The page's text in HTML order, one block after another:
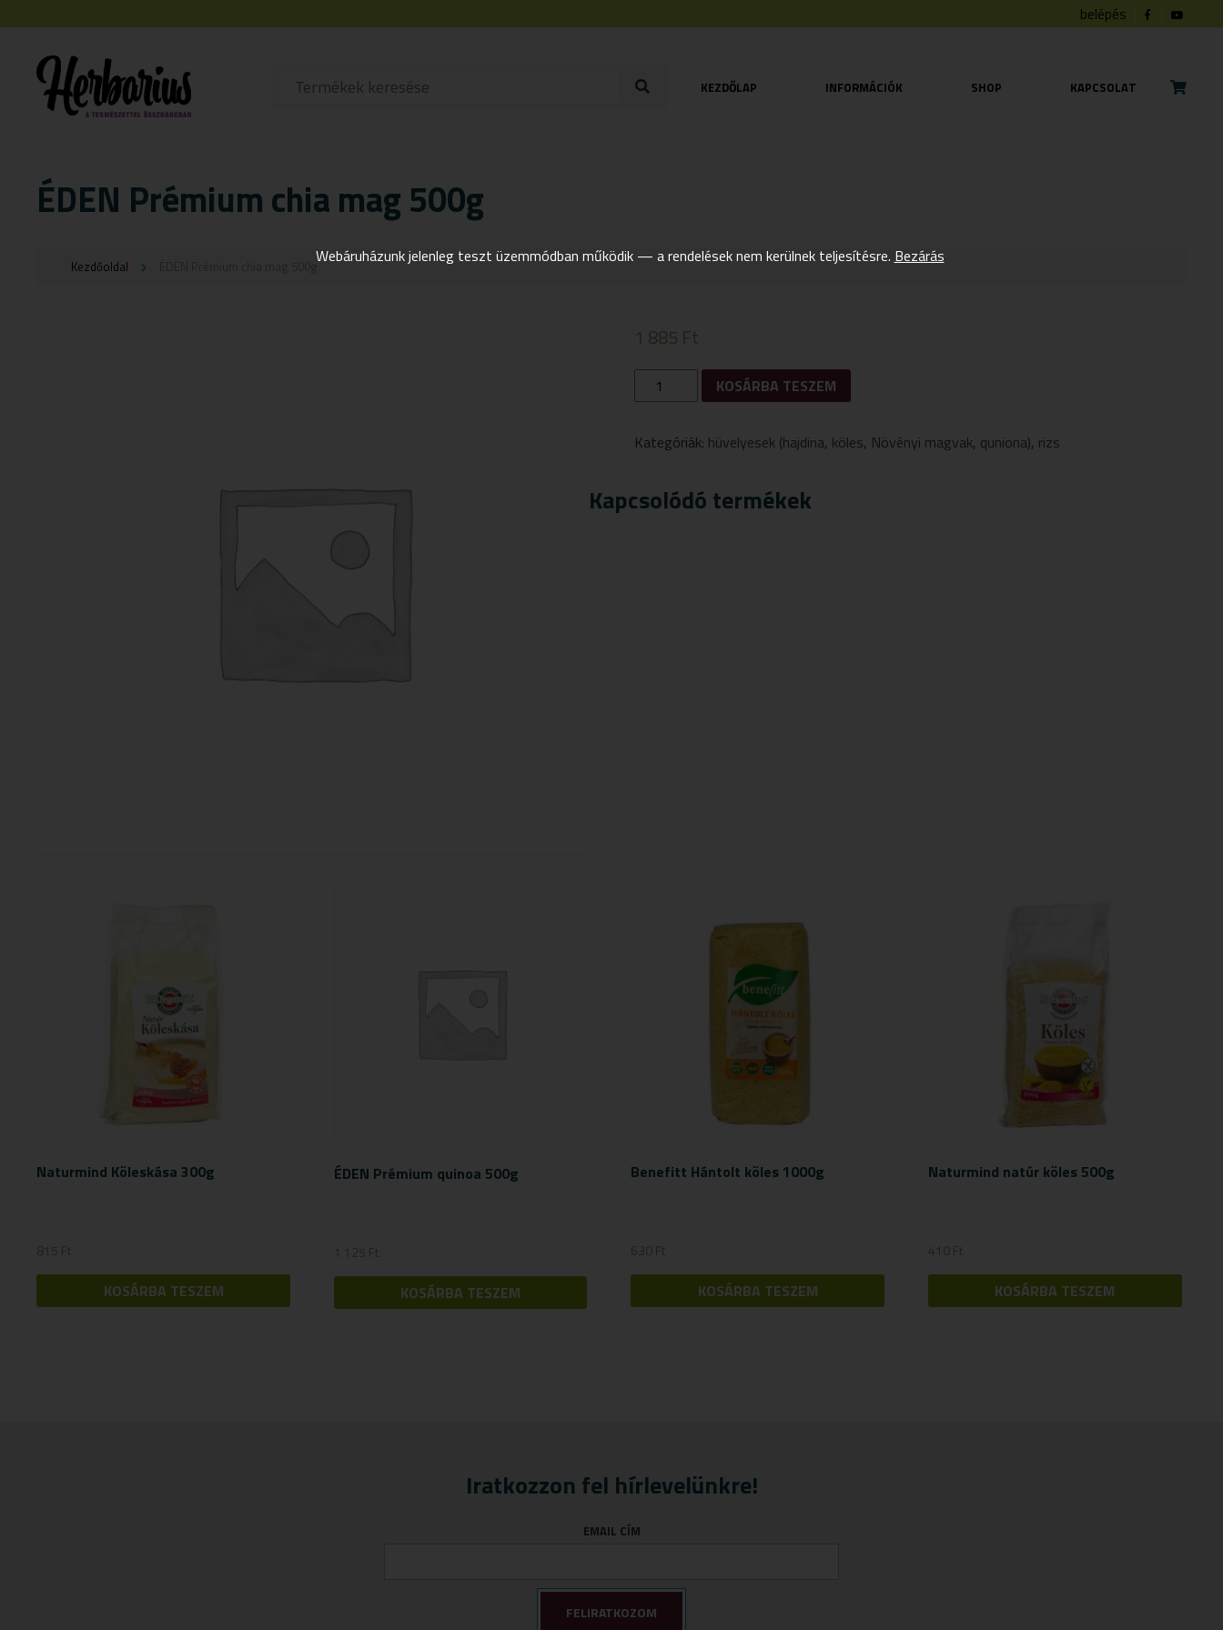
belépés
KEZDŐLAP INFORMÁCIÓK SHOP KAPCSOLAT
ÉDEN Prémium chia mag 500g
Kezdőoldal ÉDEN Prémium chia mag 500g
1 885 Ft
ÉDEN
PRÉMIUM
500G
KOSÁRBA TESZEM
Kategóriák: hüvelyesek (hajdina, köles, Növényi magvak, quniona), rizs
Kapcsolódó termékek
Naturmind Köleskása 300g
815 Ft
KOSÁRBA TESZEM
ÉDEN Prémium quinoa 500g
1 125 Ft
KOSÁRBA TESZEM
Benefitt Hántolt köles 1000g
630Ft
KOSÁRBA TESZEM
Naturmind natúr köles 500g
410Ft
KOSÁRBA TESZEM
Iratkozzon fel hírlevelünkre!
EMAIL CÍM
Webáruházunk jelenleg teszt üzemmódban működik — a rendelések nem kerülnek teljesítésre. Bezárás